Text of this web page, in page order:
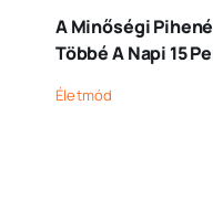
A Minőségi
Többé A Napi 15
Életmód